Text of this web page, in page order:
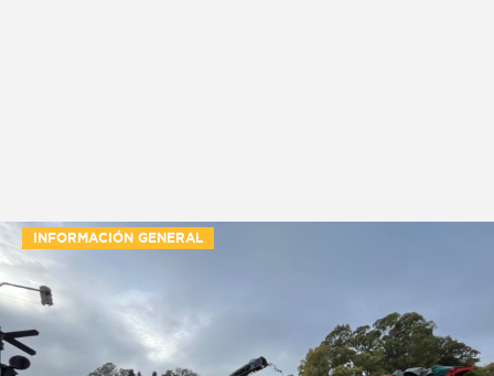
INFORMACIÓN GENERAL